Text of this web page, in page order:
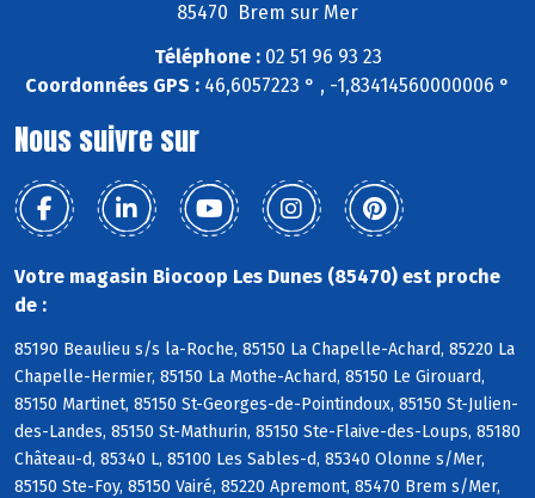
85470 Brem sur Mer
Téléphone :02 51 96 93 23
Coordonnées GPS : 46,6057223 ° , -1,83414560000006 °
Nous suivre sur
Votre magasin Biocoop Les Dunes (85470) est proche
de :
85190 Beaulieu s/s la-Roche, 85150 La Chapelle-Achard, 85220 La
Chapelle-Hermier, 85150 La Mothe-Achard, 85150 Le Girouard,
85150 Martinet, 85150 St-Georges-de-Pointindoux, 85150 St-Julien-
des-Landes, 85150 St-Mathurin, 85150 Ste-Flaive-des-Loups, 85180
Château-d, 85340 L, 85100 Les Sables-d, 85340 Olonne s/Mer,
85150 Ste-Foy, 85150 Vairé, 85220 Apremont, 85470 Brem s/Mer,